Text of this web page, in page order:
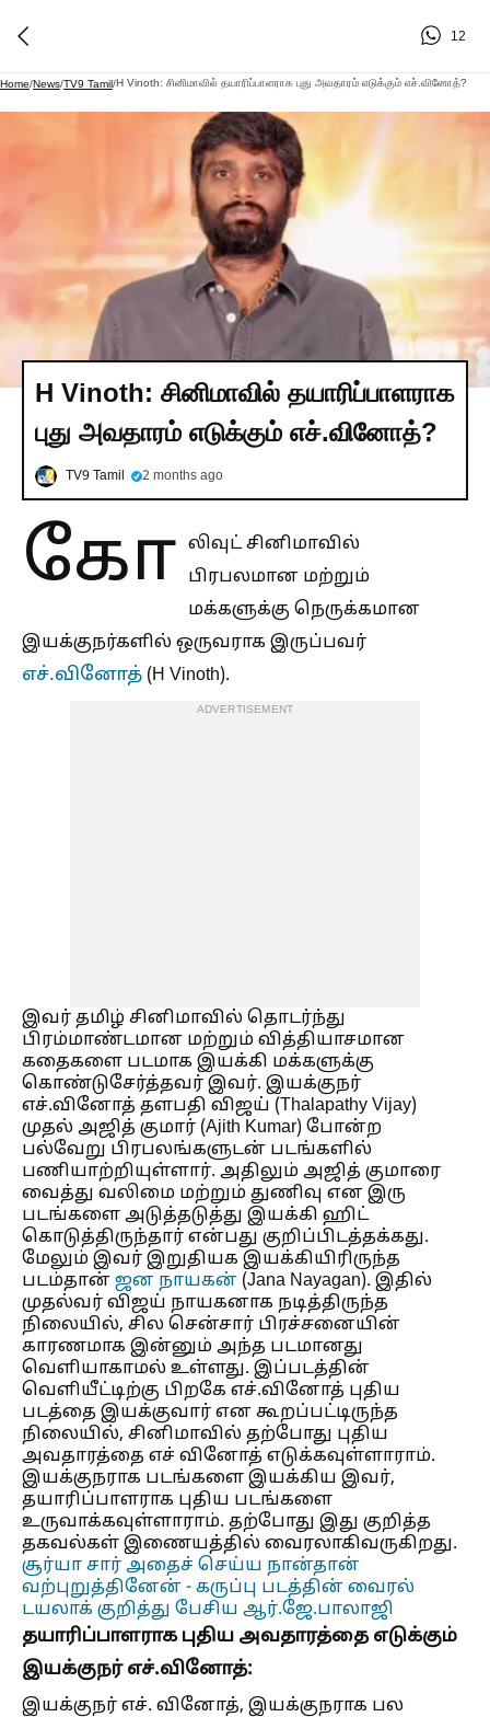
12
Home/News/TV9 Tamil/H Vinoth: சினிமாவில் தயாரிப்பாளராக புது அவதாரம் எடுக்கும் எச்.வினோத்?
H Vinoth: சினிமாவில் தயாரிப்பாளராக
புது அவதாரம் எடுக்கும் எச்.வினோத்?
TV9 Tamil 2 months ago
கோ லிவுட் சினிமாவில்
பிரபலமான மற்றும்
மக்களுக்கு நெருக்கமான
இயக்குநர்களில் ஒருவராக இருப்பவர்
எச்.வினோத் (H Vinoth).
ADVERTISEMENT
இவர் தமிழ் சினிமாவில் தொடர்ந்து
பிரம்மாண்டமான மற்றும் வித்தியாசமான
கதைகளை படமாக இயக்கி மக்களுக்கு
கொண்டுசேர்த்தவர் இவர். இயக்குநர்
எச்.வினோத் தளபதி விஜய் (Thalapathy Vijay)
முதல் அஜித் குமார் (Ajith Kumar) போன்ற
பல்வேறு பிரபலங்களுடன் படங்களில்
பணியாற்றியுள்ளார். அதிலும் அஜித் குமாரை
வைத்து வலிமை மற்றும் துணிவு என இரு
படங்களை அடுத்தடுத்து இயக்கி ஹிட்
கொடுத்திருந்தார் என்பது குறிப்பிடத்தக்கது.
மேலும் இவர் இறுதியக இயக்கியிரிருந்த
படம்தான் ஜன நாயகன் (Jana Nayagan). இதில்
முதல்வர் விஜய் நாயகனாக நடித்திருந்த
நிலையில், சில சென்சார் பிரச்சனையின்
காரணமாக இன்னும் அந்த படமானது
வெளியாகாமல் உள்ளது. இப்படத்தின்
வெளியீட்டிற்கு பிறகே எச்.வினோத் புதிய
படத்தை இயக்குவார் என கூறப்பட்டிருந்த
நிலையில், சினிமாவில் தற்போது புதிய
அவதாரத்தை எச் வினோத் எடுக்கவுள்ளாராம்.
இயக்குநராக படங்களை இயக்கிய இவர்,
தயாரிப்பாளராக புதிய படங்களை
உருவாக்கவுள்ளாராம். தற்போது இது குறித்த
தகவல்கள் இணையத்தில் வைரலாகிவருகிறது.
சூர்யா சார் அதைச் செய்ய நான்தான்
வற்புறுத்தினேன் - கருப்பு படத்தின் வைரல்
டயலாக் குறித்து பேசிய ஆர்.ஜே.பாலாஜி
தயாரிப்பாளராக புதிய அவதாரத்தை எடுக்கும்
இயக்குநர் எச்.வினோத்:
இயக்குநர் எச். வினோத், இயக்குநராக பல